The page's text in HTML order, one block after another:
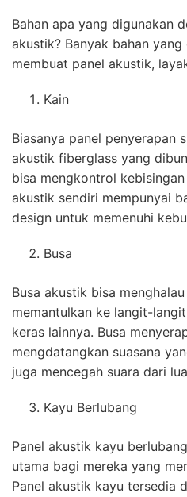
Bahan apa yang digunakan
akustik? Banyak bahan
membuat panel akustik,
Kain
Biasanya panel penyerapan
akustik fiberglass yang
bisa mengkontrol
akustik sendiri mempunyai
design untuk memenuhi
Busa
Busa akustik bisa
memantulkan ke langit-
keras lainnya. Busa
mengdatangkan suasana
juga mencegah suara dari
Kayu Berlubang
Panel akustik kayu
utama bagi mereka yang
Panel akustik kayu tersedia